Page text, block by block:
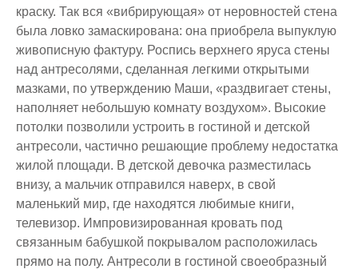
краску. Так вся «вибрирующая» от неровностей стена
была ловко замаскирована: она приобрела выпуклую
живописную фактуру. Роспись верхнего яруса стены
над антресолями, сделанная легкими открытыми
мазками, по утверждению Маши, «раздвигает стены,
наполняет небольшую комнату воздухом». Высокие
потолки позволили устроить в гостиной и детской
антресоли, частично решающие проблему недостатка
жилой площади. В детской девочка разместилась
внизу, а мальчик отправился наверх, в свой
маленький мир, где находятся любимые книги,
телевизор. Импровизированная кровать под
связанным бабушкой покрывалом расположилась
прямо на полу. Антресоли в гостиной своеобразный